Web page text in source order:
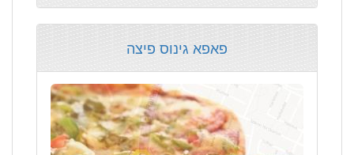
פאפא גינוס פיצה